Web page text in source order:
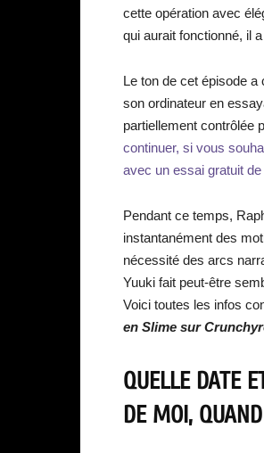
cette opération avec
qui aurait fonctionné, il
Le ton de cet épisode a
son ordinateur en
partiellement contrôlée
continuer, si vous
avec un essai gratuit de
Pendant ce temps,
instantanément des
nécessité des arcs
Yuuki fait peut-être
Voici toutes les infos
en Slime sur
QUELLE DATE
DE MOI,